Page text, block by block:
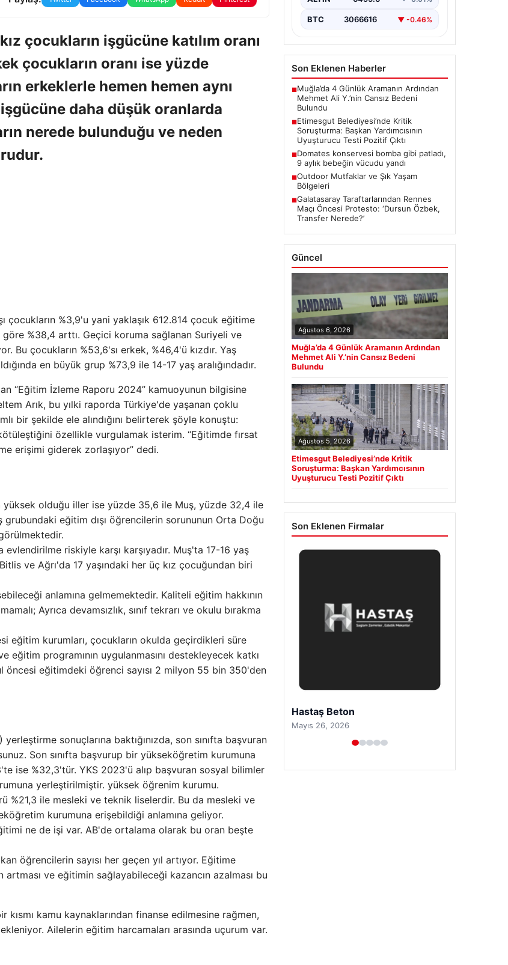
çocukların işgücüne katılım oranı
çocukların oranı ise yüzde
erkeklerle hemen hemen aynı
daha düşük oranlarda
nerede bulunduğu ve neden
%3,9'u yani yaklaşık 612.814 çocuk eğitime
%38,4 arttı. Geçici koruma sağlanan Suriyeli ve
Bu çocukların %53,6'sı erkek, %46,4'ü kızdır. Yaş
en büyük grup %73,9 ile 14-17 yaş aralığındadır.
“Eğitim İzleme Raporu 2024” kamuoyunun bilgisine
Arık, bu yılki raporda Türkiye'de yaşanan çoklu
bir şekilde ele alındığını belirterek şöyle konuştu:
özellikle vurgulamak isterim. “Eğitimde fırsat
erişimi giderek zorlaşıyor” dedi.
yüksek olduğu iller ise yüzde 35,6 ile Muş, yüzde 32,4 ile
eğitim dışı öğrencilerin sorununun Orta Doğu
riskiyle karşı karşıyadır. Muş'ta 17-16 yaş
ve Ağrı'da 17 yaşındaki her üç kız çocuğundan biri
anlamına gelmemektedir. Kaliteli eğitim hakkının
Ayrıca devamsızlık, sınıf tekrarı ve okulu bırakma
eğitim kurumları, çocukların okulda geçirdikleri süre
eğitim programının uygulanmasını destekleyecek katkı
öncesi eğitimdeki öğrenci sayısı 2 milyon 55 bin 350'den
yerleştirme sonuçlarına baktığınızda, son sınıfta başvuran
Son sınıfta başvurup bir yükseköğretim kurumuna
ise %32,3'tür. YKS 2023'ü alıp başvuran sosyal bilimler
yerleştirilmiştir. yüksek öğrenim kurumu.
%21,3 ile mesleki ve teknik liselerdir. Bu da mesleki ve
kurumuna erişebildiği anlamına geliyor.
ne de işi var. AB'de ortalama olarak bu oran beşte
öğrencilerin sayısı her geçen yıl artıyor. Eğitime
ve eğitimin sağlayabileceği kazancın azalması bu
kamu kaynaklarından finanse edilmesine rağmen,
Ailelerin eğitim harcamaları arasında uçurum var.
Ankara’da Etimesgut Belediyesi’ne
soruşturmanın detayları gün
BTC 3066616 ▼ -0.46%
Son Eklenen Haberler
■Muğla’da 4 Günlük Aramanın Ardından
Mehmet Ali Y.’nin Cansız Bedeni
Bulundu
■Etimesgut Belediyesi’nde Kritik
Soruşturma: Başkan Yardımcısının
Uyuşturucu Testi Pozitif Çıktı
■Domates konservesi bomba gibi patladı,
9 aylık bebeğin vücudu yandı
■Outdoor Mutfaklar ve Şık Yaşam
Bölgeleri
■Galatasaray Taraftarlarından Rennes
Maçı Öncesi Protesto: ‘Dursun Özbek,
Transfer Nerede?’
Güncel
Ağustos 6, 2026
Muğla’da 4 Günlük Aramanın Ardından
Mehmet Ali Y.’nin Cansız Bedeni
Bulundu
Ağustos 5, 2026
Etimesgut Belediyesi’nde Kritik
Soruşturma: Başkan Yardımcısının
Uyuşturucu Testi Pozitif Çıktı
Son Eklenen Firmalar
Prenses Night Club
Nisan 29, 2026